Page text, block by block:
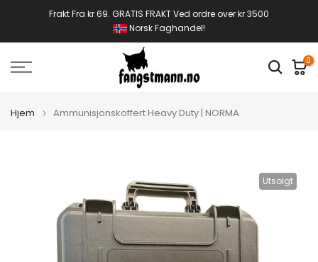
Frakt Fra kr 69. GRATIS FRAKT Ved ordre over kr 3500
Norsk Faghandel!
0
Hjem Ammunisjonskoffert Heavy Duty | NORMA
Utsolgt